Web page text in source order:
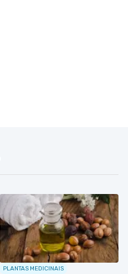
PLANTAS MEDICINAIS